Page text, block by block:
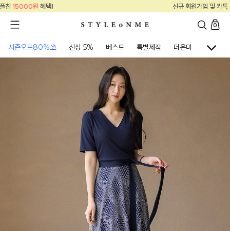
신규 회원가입 및 카톡 플친
0
시즌오프80%⛱ 신상 5% 베스트 특별제작 더온미 골프웨어